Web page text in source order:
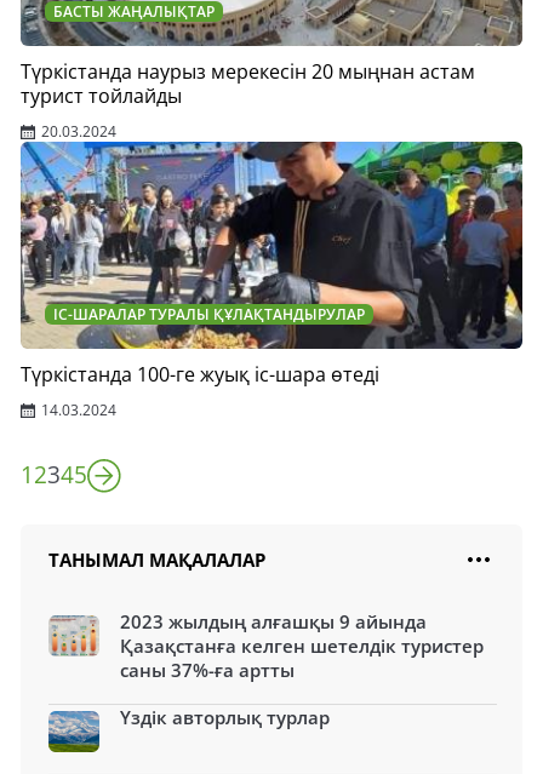
БАСТЫ ЖАҢАЛЫҚТАР
Түркістанда наурыз мерекесін 20 мыңнан астам
турист тойлайды
20.03.2024
ІС-ШАРАЛАР ТУРАЛЫ ҚҰЛАҚТАНДЫРУЛАР
Түркістанда 100-ге жуық іс-шара өтеді
14.03.2024
12345
ТАНЫМАЛ МАҚАЛАЛАР
2023 жылдың алғашқы 9 айында
Қазақстанға келген шетелдік туристер
саны 37%-ға артты
Үздік авторлық турлар